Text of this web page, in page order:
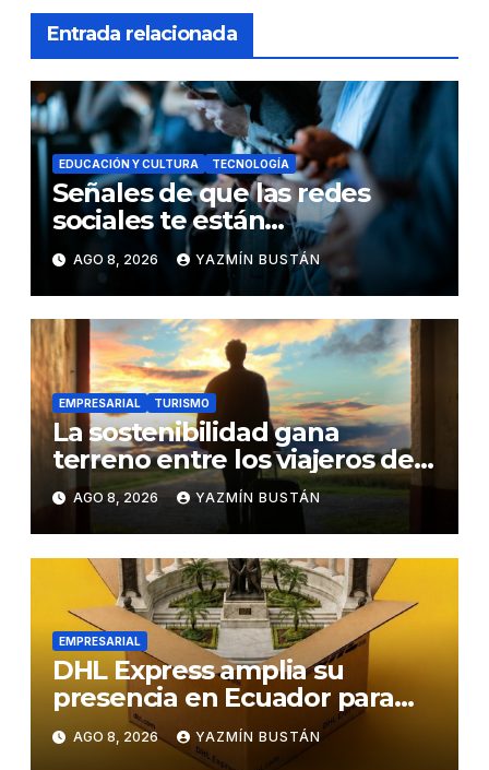
Entrada relacionada
EDUCACIÓN Y CULTURA TECNOLOGÍA
Señales de que las redes
sociales te están
consumiendo
AGO 8, 2026 YAZMÍN BUSTÁN
EMPRESARIAL TURISMO
La sostenibilidad gana
terreno entre los viajeros de
negocios
AGO 8, 2026 YAZMÍN BUSTÁN
EMPRESARIAL
DHL Express amplia su
presencia en Ecuador para
responder al crecimiento de
las exportaciones
AGO 8, 2026 YAZMÍN BUSTÁN